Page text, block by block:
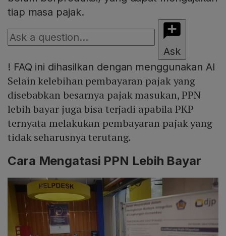
tiap masa pajak.
Ask
! FAQ ini dihasilkan dengan menggunakan AI
Selain kelebihan pembayaran pajak yang
disebabkan besarnya pajak masukan, PPN
lebih bayar juga bisa terjadi apabila PKP
ternyata melakukan pembayaran pajak yang
tidak seharusnya terutang.
Cara Mengatasi PPN Lebih Bayar